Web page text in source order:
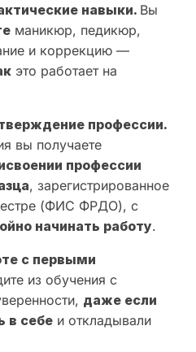
навыки. Вы
маникюр, педикюр,
и коррекцию —
это работает на
профессии.
вы получаете
профессии
, зарегистрированное
(ФИС ФРДО), с
начинать работу.
с первыми
из обучения с
даже если
в себе и откладывали